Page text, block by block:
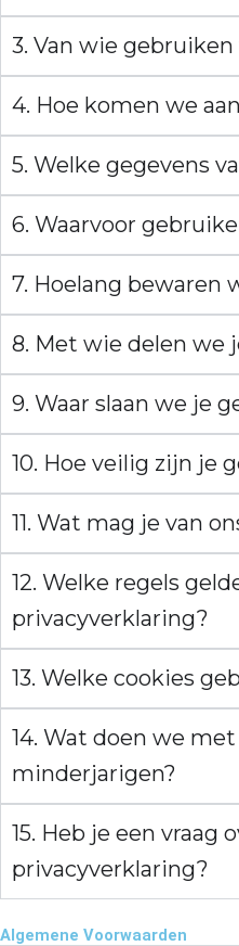
3. Van wie
4. Hoe komen we
5. Welke gegevens
6. Waarvoor
7. Hoelang bewaren
8. Met wie delen we
9. Waar slaan we je
10. Hoe veilig zijn je
11. Wat mag je van
12. Welke regels
privacyverklaring?
13. Welke cookies
14. Wat doen we
minderjarigen?
15. Heb je een vraag
privacyverklaring?
Algemene Voorwaarden